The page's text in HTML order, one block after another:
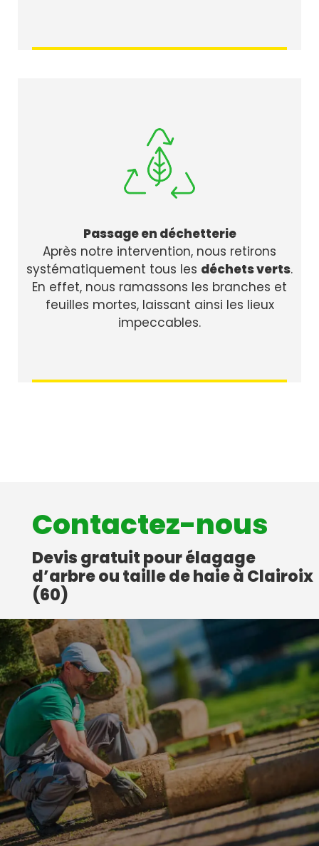
Passage en déchetterie
Après notre intervention, nous retirons
systématiquement tous les déchets verts.
En effet, nous ramassons les branches et
feuilles mortes, laissant ainsi les lieux
impeccables.
Contactez-nous
Devis gratuit pour élagage
d’arbre ou taille de haie à Clairoix
(60)